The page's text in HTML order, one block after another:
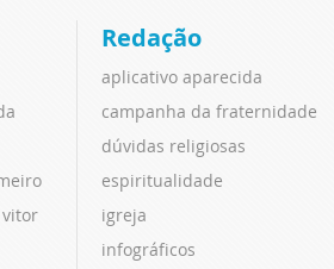
Redação
aplicativo aparecida
campanha da fraternidade
dúvidas religiosas
espiritualidade
igreja
infográficos